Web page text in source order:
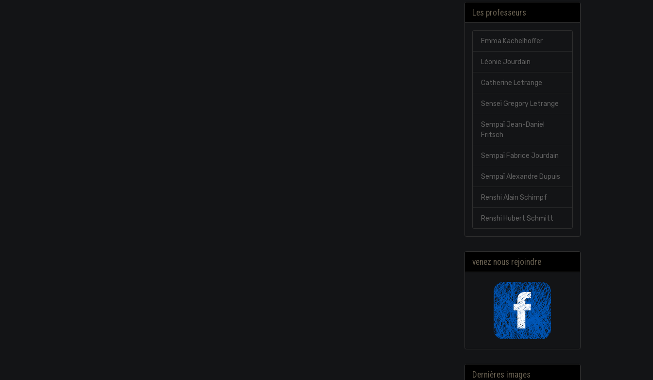
Les professeurs
Emma Kachelhoffer
Léonie Jourdain
Catherine Letrange
Senseï Gregory Letrange
Sempaï Jean-Daniel
Fritsch
Sempaï Fabrice Jourdain
Sempaï Alexandre Dupuis
Renshi Alain Schimpf
Renshi Hubert Schmitt
venez nous rejoindre
Dernières images